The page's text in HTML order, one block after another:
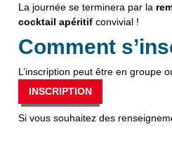
La journée se terminera par la
cocktail apéritif convivial !
Comment
L’inscription peut être en groupe
INSCRIPTION
Si vous souhaitez des